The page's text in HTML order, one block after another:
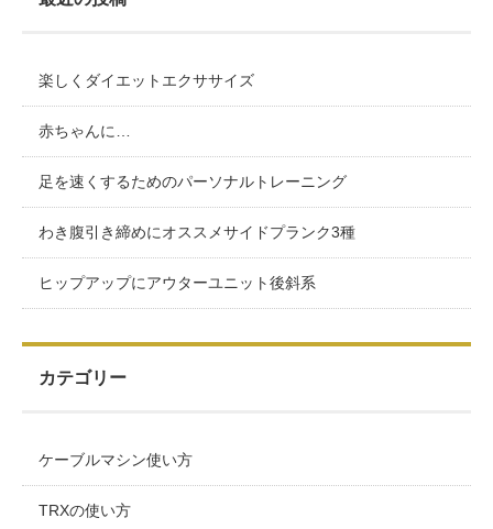
楽しくダイエットエクササイズ
赤ちゃんに…
足を速くするためのパーソナルトレーニング
わき腹引き締めにオススメサイドプランク3種
ヒップアップにアウターユニット後斜系
カテゴリー
ケーブルマシン使い方
TRXの使い方